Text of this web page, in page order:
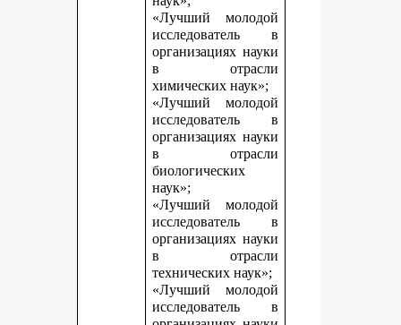
«Лучший молодой
исследователь в
организациях науки
в отрасли
химических наук»;
«Лучший молодой
исследователь в
организациях науки
в отрасли
биологических
наук»;
«Лучший молодой
исследователь в
организациях науки
в отрасли
технических наук»;
«Лучший молодой
исследователь в